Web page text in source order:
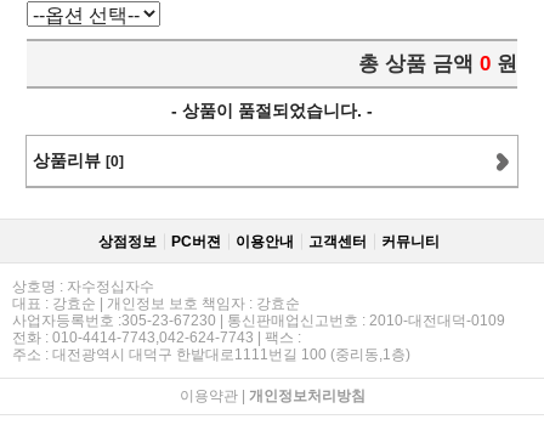
총 상품 금액 0 원
- 상품이 품절되었습니다. -
상품리뷰 [0]
상점정보 PC버젼 이용안내 고객센터 커뮤니티
상호명 : 자수정십자수
대표 : 강효순 | 개인정보 보호 책임자 : 강효순
사업자등록번호 :305-23-67230 | 통신판매업신고번호 : 2010-대전대덕-0109
전화 : 010-4414-7743,042-624-7743 | 팩스 :
주소 : 대전광역시 대덕구 한밭대로1111번길 100 (중리동,1층)
이용약관| 개인정보처리방침